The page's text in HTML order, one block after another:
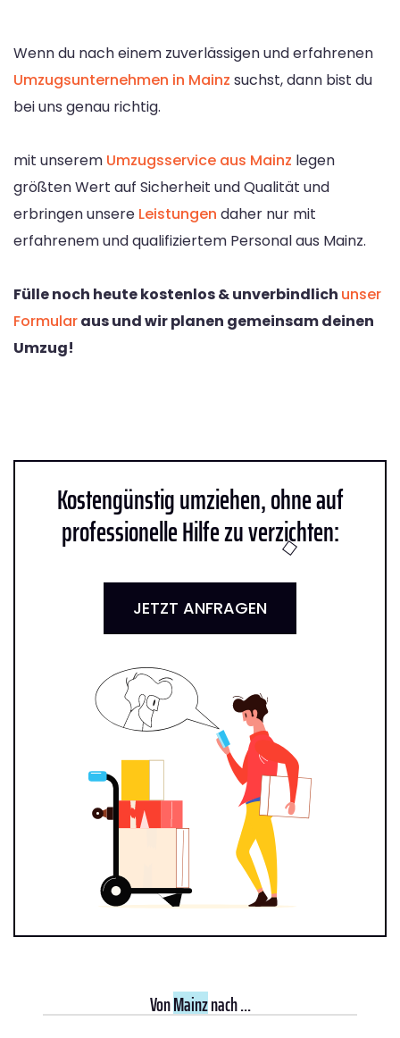
Wenn du nach einem zuverlässigen und erfahrenen
Umzugsunternehmen in Mainz suchst, dann bist du
bei uns genau richtig.
mit unserem Umzugsservice aus Mainz legen
größten Wert auf Sicherheit und Qualität und
erbringen unsere Leistungen daher nur mit
erfahrenem und qualifiziertem Personal aus Mainz.
Fülle noch heute kostenlos & unverbindlich unser
Formularaus und wir planen gemeinsam deinen
Umzug!
Kostengünstig umziehen, ohne auf
professionelle Hilfe zu verzichten:
JETZT ANFRAGEN
VonMainznach ...